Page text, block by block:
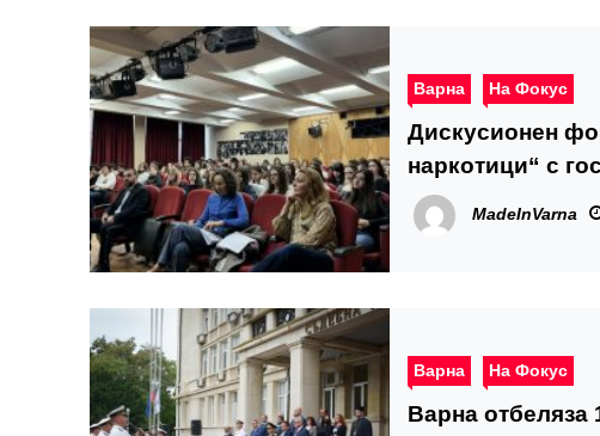
Варна На Фокус
Дискусионен
наркотици“ с
борба с
MadeInVarna
Варна На Фокус
Варна отбеляза